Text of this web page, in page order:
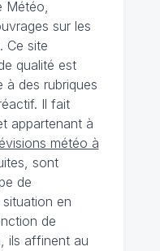
Météo,
sur les
Ce site
qualité est
à des rubriques
Il fait
appartenant à
météo à
sont
de
en
de
ils affinent au